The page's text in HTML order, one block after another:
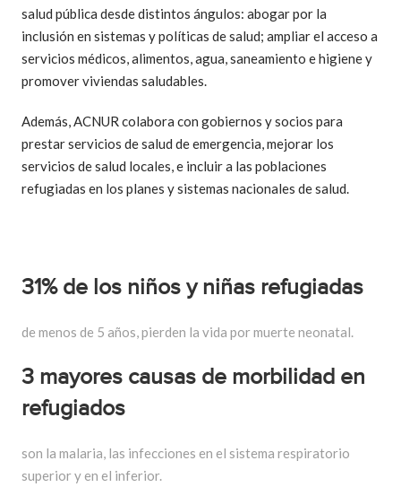
salud pública desde distintos ángulos: abogar por la
inclusión en sistemas y políticas de salud; ampliar el acceso a
servicios médicos, alimentos, agua, saneamiento e higiene y
promover viviendas saludables.
Además, ACNUR colabora con gobiernos y socios para
prestar servicios de salud de emergencia, mejorar los
servicios de salud locales, e incluir a las poblaciones
refugiadas en los planes y sistemas nacionales de salud.
31% de los niños y niñas refugiadas
de menos de 5 años, pierden la vida por muerte neonatal.
3 mayores causas de morbilidad en
refugiados
son la malaria, las infecciones en el sistema respiratorio
superior y en el inferior.